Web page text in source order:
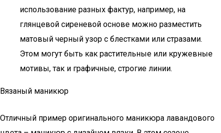
использование разных фактур, например, на
глянцевой сиреневой основе можно разместить
матовый черный узор с блестками или стразами.
Этом могут быть как растительные или кружевные
мотивы, так и графичные, строгие линии.
Вязаный маникюр
Отличный пример оригинального маникюра лавандового